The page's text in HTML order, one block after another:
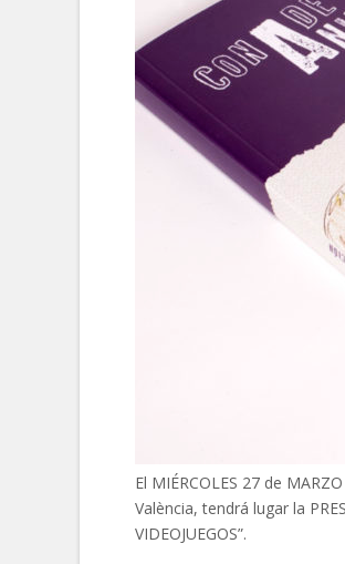
El MIÉRCOLES 27 de
València, tendrá lugar la
VIDEOJUEGOS”.